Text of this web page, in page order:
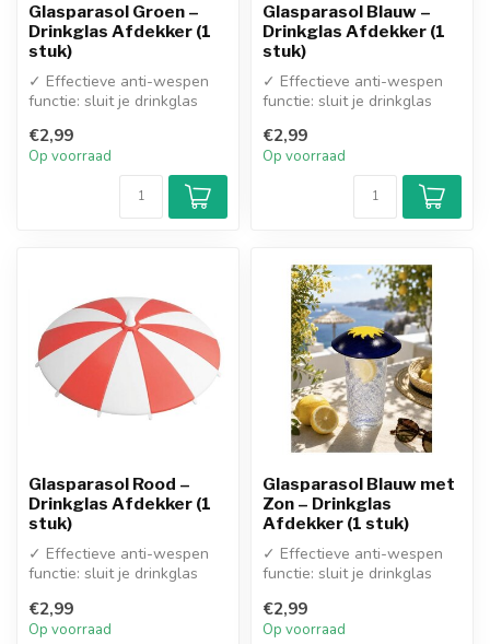
Glasparasol Groen –
Drinkglas Afdekker (1
stuk)
✓ Effectieve anti-wespen
functie: sluit je drinkglas
€2,99
Op voorraad
Glasparasol Blauw –
Drinkglas Afdekker (1
stuk)
✓ Effectieve anti-wespen
functie: sluit je drinkglas
€2,99
Op voorraad
Glasparasol Rood –
Drinkglas Afdekker (1
stuk)
✓ Effectieve anti-wespen
functie: sluit je drinkglas
€2,99
Op voorraad
Glasparasol Blauw met
Zon – Drinkglas
Afdekker (1 stuk)
✓ Effectieve anti-wespen
functie: sluit je drinkglas
€2,99
Op voorraad